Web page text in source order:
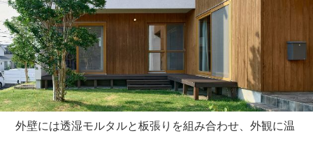
外壁には透湿モルタルと板張りを組み合わせ、外観に温